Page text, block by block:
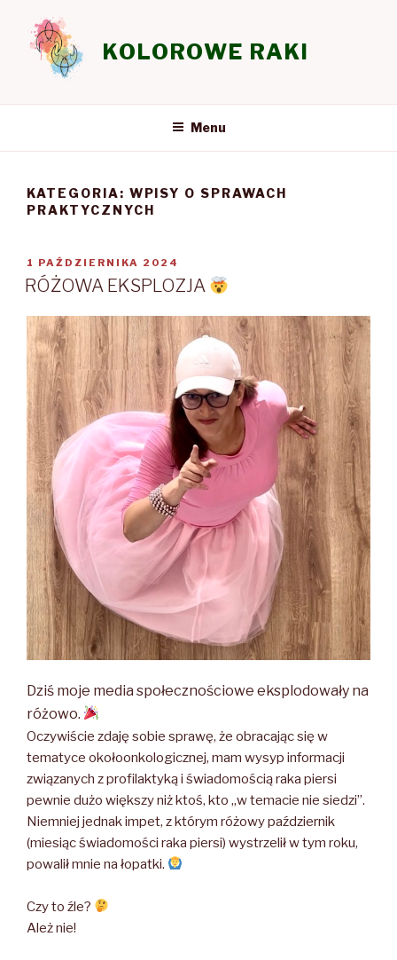
treści
KOLOROWE RAKI
Menu
KATEGORIA: WPISY O SPRAWACH
PRAKTYCZNYCH
OPUBLIKOWANE
W
1 PAŹDZIERNIKA 2024
RÓŻOWA EKSPLOZJA
Dziś moje media społecznościowe eksplodowały na
różowo.
Oczywiście zdaję sobie sprawę, że obracając się w
tematyce okołoonkologicznej, mam wysyp informacji
związanych z profilaktyką i świadomością raka piersi
pewnie dużo większy niż ktoś, kto „w temacie nie siedzi”.
Niemniej jednak impet, z którym różowy październik
(miesiąc świadomości raka piersi) wystrzelił w tym roku,
powalił mnie na łopatki.
Czy to źle?
Ależ nie!